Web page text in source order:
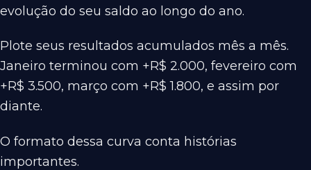
evolução do seu saldo ao longo do ano.
Plote seus resultados acumulados mês a mês.
Janeiro terminou com +R$ 2.000, fevereiro com
+R$ 3.500, março com +R$ 1.800, e assim por
diante.
O formato dessa curva conta histórias
importantes.